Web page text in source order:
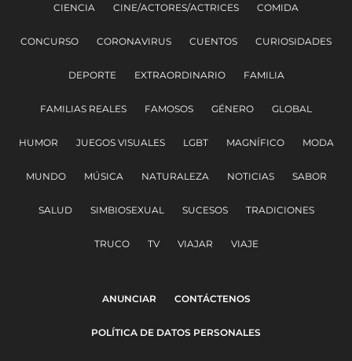
CIENCIA CINE/ACTORES/ACTRICES COMIDA
CONCURSO CORONAVIRUS CUENTOS CURIOSIDADES
DEPORTE EXTRAORDINARIO FAMILIA
FAMILIAS REALES FAMOSOS GÉNERO GLOBAL
HUMOR JUEGOS VISUALES LGBT MAGNÍFICO MODA
MUNDO MÚSICA NATURALEZA NOTICIAS SABOR
SALUD SIMBIOSEXUAL SUCESOS TRADICIONES
TRUCO TV VIAJAR VIAJE
ANUNCIAR CONTÁCTENOS
POLÍTICA DE DATOS PERSONALES